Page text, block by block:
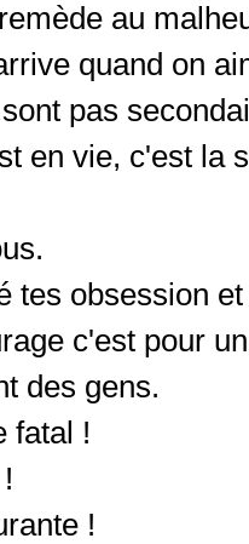
au
quand on
pas
en vie, c'est la
tes obsession
c'est pour
des gens.
fatal !
!